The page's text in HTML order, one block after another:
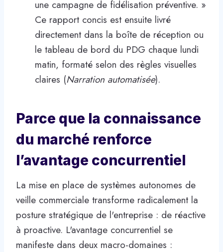
une campagne de fidélisation préventive. »
Ce rapport concis est ensuite livré
directement dans la boîte de réception ou
le tableau de bord du PDG chaque lundi
matin, formaté selon des règles visuelles
claires (Narration automatisée).
Parce que la connaissance
du marché renforce
l’avantage concurrentiel
La mise en place de systèmes autonomes de
veille commerciale transforme radicalement la
posture stratégique de l'entreprise : de réactive
à proactive. L'avantage concurrentiel se
manifeste dans deux macro-domaines :